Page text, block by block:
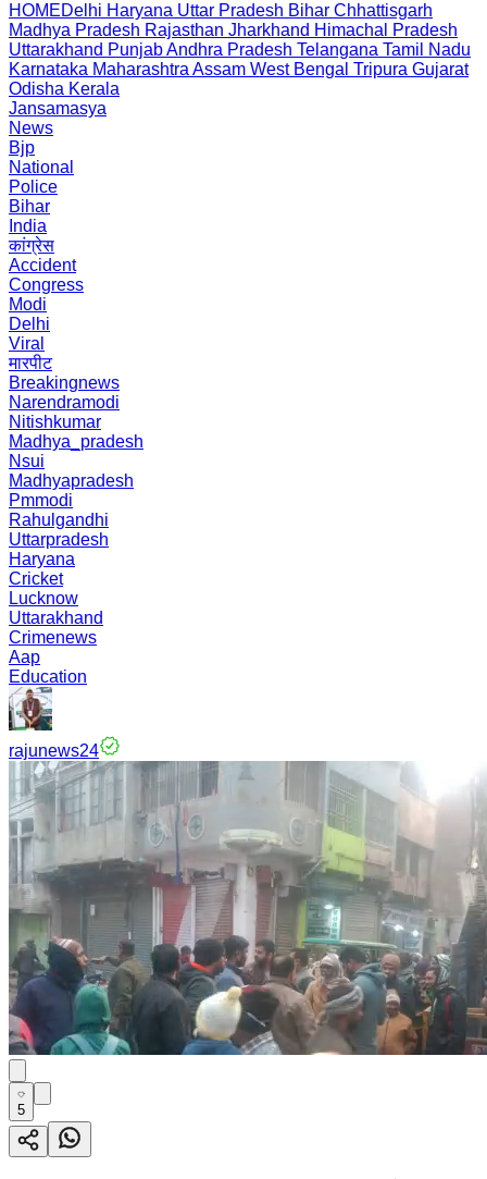
HOMEDelhi Haryana Uttar Pradesh Bihar Chhattisgarh
Madhya Pradesh Rajasthan Jharkhand Himachal Pradesh
Uttarakhand PunjabAndhra Pradesh Telangana Tamil Nadu
Karnataka Maharashtra Assam West Bengal Tripura Gujarat
Odisha Kerala
Jansamasya
News
Bjp
National
Police
Bihar
India
कांग्रेस
Accident
Congress
Modi
Delhi
Viral
मारपीट
Breakingnews
Narendramodi
Nitishkumar
Madhya_pradesh
Nsui
Madhyapradesh
Pmmodi
Rahulgandhi
Uttarpradesh
Haryana
Cricket
Lucknow
Uttarakhand
Crimenews
Aap
Education
rajunews24
5